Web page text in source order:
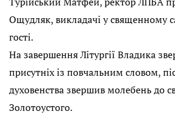
Ощудляк, викладачі у священному
гості.
На завершення Літургії Владика
присутніх із повчальним словом,
духовенства звершив молебень до
Золотоустого.